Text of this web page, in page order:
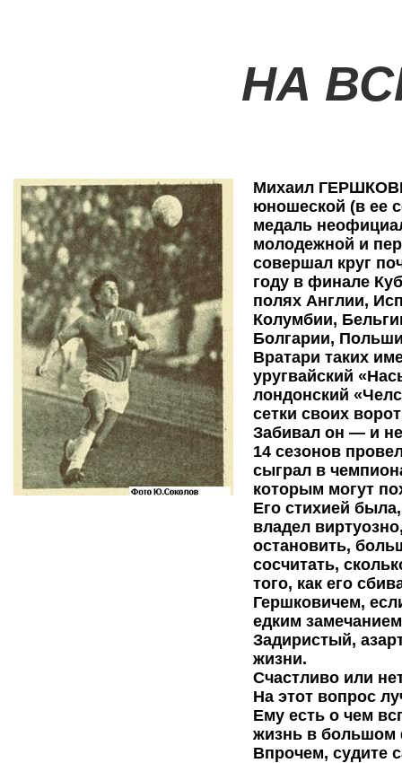
НА
Михаил
юношеской (в ее
медаль
молодежной и
совершал круг
году в финале
полях Англии,
Колумбии,
Болгарии,
Вратари таких
уругвайский
лондонский
сетки своих
Забивал он — и
14 сезонов
сыграл в
которым могут
Его стихией
владел
остановить,
сосчитать,
того, как его
Гершковичем,
едким
Задиристый,
жизни.
Счастливо или
На этот вопрос
Ему есть о чем
жизнь в большом
Впрочем, судите